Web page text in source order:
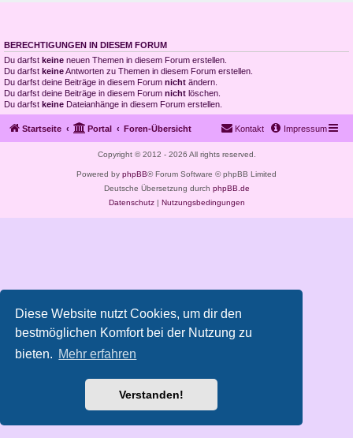
Diese Website nutzt Cookies, um dir den
bestmöglichen Komfort bei der Nutzung zu
bieten. Mehr erfahren
Verstanden!
BERECHTIGUNGEN IN DIESEM FORUM
Du darfst keine neuen Themen in diesem Forum erstellen.
Du darfst keineAntworten zu Themen in diesem Forum erstellen.
Du darfst deine Beiträge in diesem Forum nicht ändern.
Du darfst deine Beiträge in diesem Forum nicht löschen.
Du darfst keine Dateianhänge in diesem Forum erstellen.
Startseite Portal Foren-Übersicht Impressum
Kontakt
Copyright © 2012 - 2026 All rights reserved.
Powered by phpBB® Forum Software © phpBB Limited
Deutsche Übersetzung durch phpBB.de
Datenschutz| Nutzungsbedingungen